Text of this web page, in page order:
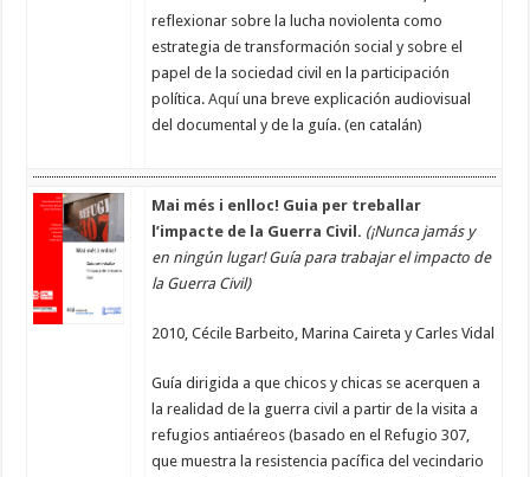
reflexionar sobre la lucha noviolenta como
estrategia de transformación social y sobre el
papel de la sociedad civil en la participación
política.Aquíuna breve explicación audiovisual
del documental y de la guía. (en catalán)
Mai més i enlloc! Guia per treballar
l’impacte de la Guerra Civil. (¡Nunca jamás y
en ningún lugar! Guía para trabajar el impacto de
la Guerra Civil)
2010, Cécile Barbeito, Marina Caireta y Carles Vidal
Guía dirigida a que chicos y chicas se acerquen a
la realidad de la guerra civil a partir de la visita a
refugios antiaéreos (basado en el Refugio 307,
que muestra la resistencia pacífica del vecindario